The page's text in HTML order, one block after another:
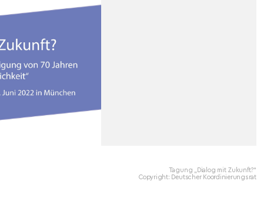
Tagung „Dialog mit Zukunft?“
Copyright: Deutscher Koordinierungsrat